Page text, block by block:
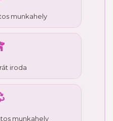
munkahely
iroda
munkahely